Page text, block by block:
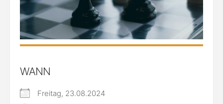
WANN
Freitag, 23.08.2024